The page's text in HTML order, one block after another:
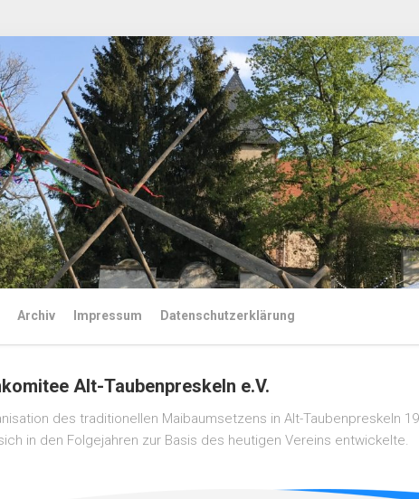
Archiv Impressum Datenschutzerklärung
Alt-Taubenpreskeln e.V.
des traditionellen Maibaumsetzens in Alt-Taubenpreskeln
in den Folgejahren zur Basis des heutigen Vereins entwickelte.